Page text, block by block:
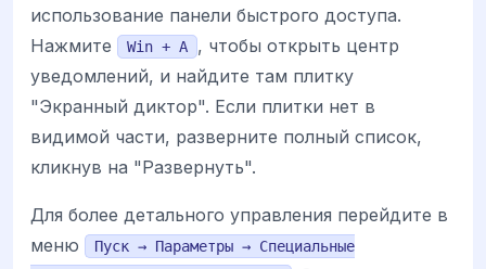
использование панели быстрого доступа.
Нажмите
Win + A
, чтобы открыть центр
уведомлений, и найдите там плитку
"Экранный диктор". Если плитки нет в
видимой части, разверните полный список,
кликнув на "Развернуть".
Для более детального управления перейдите в
меню
Пуск → Параметры → Специальные